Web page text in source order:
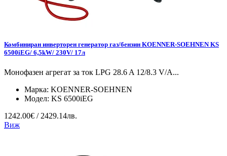
Комбиниран инверторен генератор газ/бензин KOENNER-SOEHNEN KS
6500iEG/ 6,5kW/ 230V/ 17л
Монофазен агрегат за ток LPG 28.6 A 12/8.3 V/А...
Марка: KOENNER-SOEHNEN
Модел: KS 6500iEG
1242.00€ / 2429.14лв.
Виж